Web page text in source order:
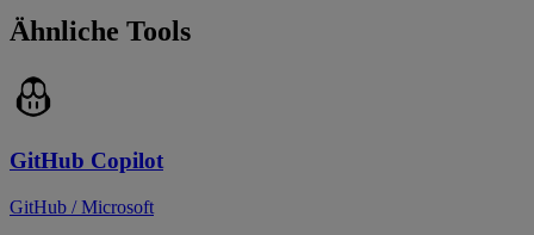
Ähnliche Tools
GitHub Copilot
GitHub / Microsoft